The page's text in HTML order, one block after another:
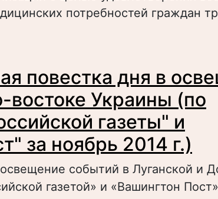
потребностей граждан
пожилых граждан
повестка дня в
востоке Украины (по
газеты" и
за ноябрь 2014 г.)
событий в Луганской и
газетой» и «Вашингтон